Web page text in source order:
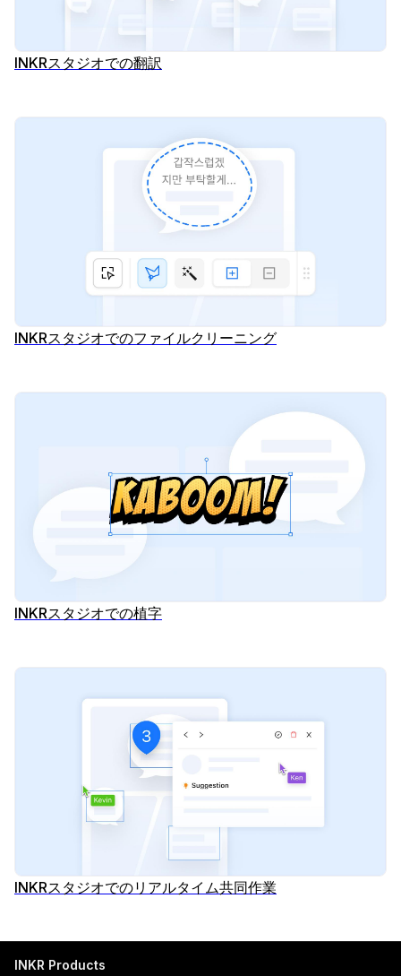
INKRスタジオでの翻訳
INKRスタジオでのファイルクリーニング
INKRスタジオでの植字
INKRスタジオでのリアルタイム共同作業
INKR Products